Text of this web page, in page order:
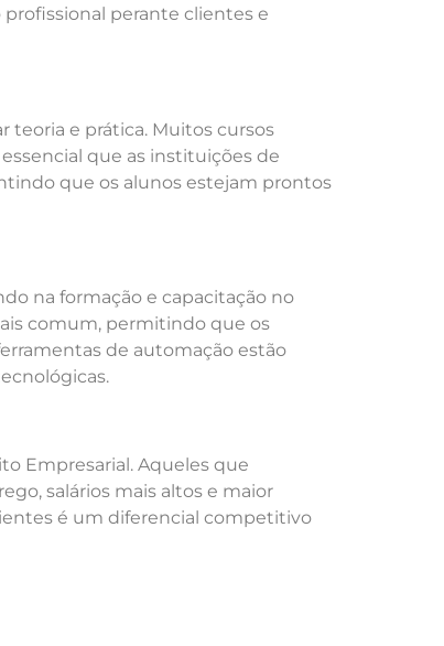
perante clientes e
teoria e prática. Muitos cursos
que as instituições de
que os alunos estejam prontos
na formação e capacitação no
comum, permitindo que os
de automação estão
Empresarial. Aqueles que
salários mais altos e maior
é um diferencial competitivo